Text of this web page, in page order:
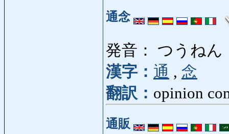
通念
発音： つうねん
漢字： 通 , 念
翻訳： opinion
通販